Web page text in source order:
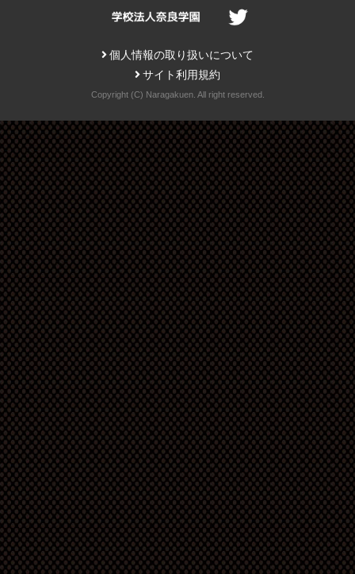
個人情報の取り扱いについて
サイト利用規約
Copyright (C) Naragakuen. All right reserved.